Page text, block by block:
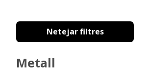
Netejar filtres
Metall